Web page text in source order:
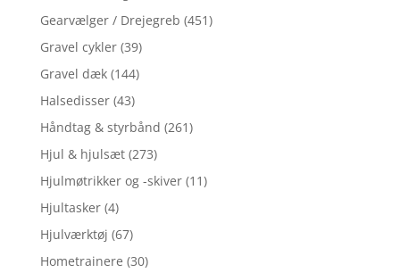
Gearvælger / Drejegreb (451)
Gravel cykler (39)
Gravel dæk (144)
Halsedisser (43)
Håndtag & styrbånd (261)
Hjul & hjulsæt (273)
Hjulmøtrikker og -skiver (11)
Hjultasker (4)
Hjulværktøj (67)
Hometrainere (30)